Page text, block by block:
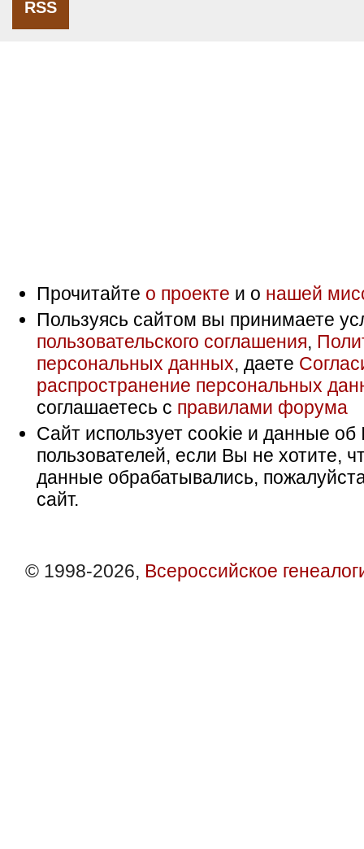
RSS
Прочитайте о проекте и о нашей
Пользуясь сайтом вы принимаете
пользовательского соглашения,
персональных данных, даете
распространение персональных
соглашаетесь с правилами форума
Сайт использует cookie и данные об
пользователей, если Вы не хотите,
данные обрабатывались,
сайт.
© 1998-2026, Всероссийское